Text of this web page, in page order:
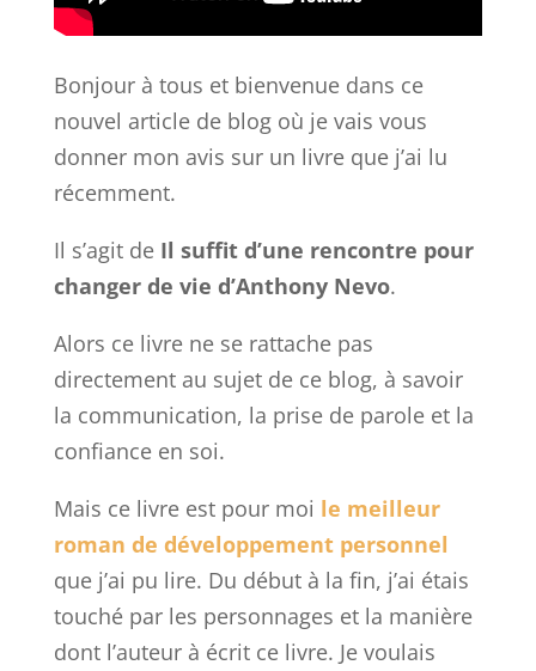
Bonjour à tous et bienvenue dans ce
nouvel article de blog où je vais vous
donner mon avis sur un livre que j’ai lu
récemment.
Il s’agit de Il suffit d’une rencontre pour
changer de vie d’Anthony Nevo.
Alors ce livre ne se rattache pas
directement au sujet de ce blog, à savoir
la communication, la prise de parole et la
confiance en soi.
Mais ce livre est pour moi le meilleur
roman de développement personnel
que j’ai pu lire. Du début à la fin, j’ai étais
touché par les personnages et la manière
dont l’auteur à écrit ce livre. Je voulais